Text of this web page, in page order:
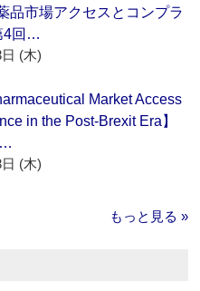
品市場アクセスとコンプラ
4回…
(木)
Market Access
in the Post-Brexit Era】
(木)
もっと見る »